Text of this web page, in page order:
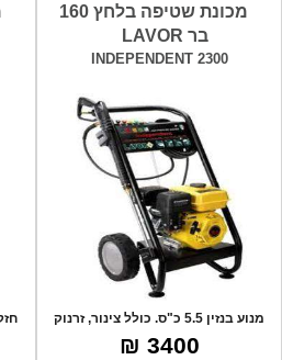
מכונת שטיפה בלחץ 160
בר LAVOR
INDEPENDENT 2300
מנוע בנזין 5.5 כ"ס. כולל צינור, זרנוק
אל
3400 ₪